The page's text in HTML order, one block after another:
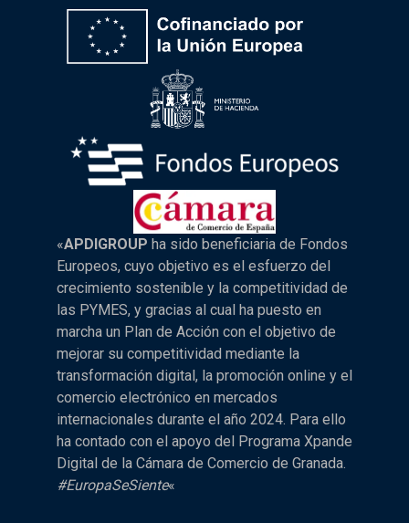
«APDIGROUP ha sido beneficiaria de Fondos
Europeos, cuyo objetivo es el esfuerzo del
crecimiento sostenible y la competitividad de
las PYMES, y gracias al cual ha puesto en
marcha un Plan de Acción con el objetivo de
mejorar su competitividad mediante la
transformación digital, la promoción online y el
comercio electrónico en mercados
internacionales durante el año 2024. Para ello
ha contado con el apoyo del Programa Xpande
Digital de la Cámara de Comercio de Granada.
#EuropaSeSiente«